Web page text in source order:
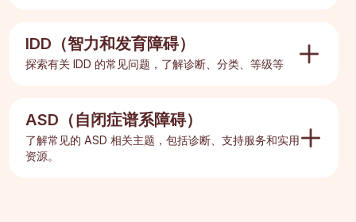
残障人士可以获得哪些帮助？
有特殊需求的孩子可以获得哪些福利？
OPWDD 在纽约州报销哪些费用？
什么是 OPWDD 生命计划？
IDD（智力和发育障碍）
探索有关 IDD 的常见问题，了解诊断、分类、等级等
IDD 是如何诊断的？
IDD 可以治愈或根除吗？
ASD（自闭症谱系障碍）
了解常见的 ASD 相关主题，包括诊断、支持服务和实用
资源。